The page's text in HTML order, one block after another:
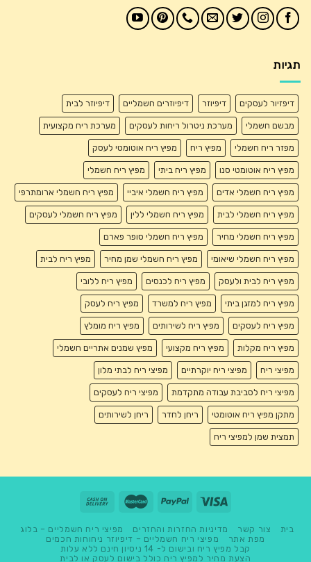
תגיות
דיפזיור לעסקים דיפיוזר דיפיוזרים חשמליים דיפיוזר לבית
מבשם חשמלי מערכת ניטרול ריחות לעסקים מערכת ריח מקצועית
מפזר ריח חשמלי מפיץ ריח מפיץ ריח אוטומטי לעסק
מפיץ ריח אוטומטי סנו מפיץ ריח ביתי מפיץ ריח חשמלי
מפיץ ריח חשמלי אדים מפיץ ריח חשמלי איביי מפיץ ריח חשמלי ארומתרפי
מפיץ ריח חשמלי לבית מפיץ ריח חשמלי ללין מפיץ ריח חשמלי לעסקים
מפיץ ריח חשמלי מחיר מפיץ ריח חשמלי סופר פארם
מפיץ ריח חשמלי שיאומי מפיץ ריח חשמלי שמן מחיר מפיץ ריח לבית
מפיץ ריח לבית ולעסק מפיץ ריח לכנסים מפיץ ריח ללובי
מפיץ ריח למזגן ביתי מפיץ ריח למשרד מפיץ ריח לעסק
מפיץ ריח לעסקים מפיץ ריח לשירותים מפיץ ריח מומלץ
מפיץ ריח מקלות מפיץ ריח מקצועי מפיץ שמנים אתריים חשמלי
מפיצי ריח מפיצי ריח יוקרתיים מפיצי ריח לבתי מלון
מפיצי ריח לסביבת עבודה מתקדמת מפיצי ריח לעסקים
מתקן מפיץ ריח אוטומטי ריחן לחדר ריחן לשירותים
תמצית שמן למפיצי ריח
בית צור קשר מדיניות החזרות והחזרים
מפיצי ריח חשמליים – בלוג
מפת אתר
מפיצי ריח חשמליים – דיפיוזר ניחוחות חכמים
קבל מפיץ ריח ובישום ל- 14 ניסיון חינם ללא עלות
הצעת מחיר למפיץ ריח כולל בישום לעסק או לבית